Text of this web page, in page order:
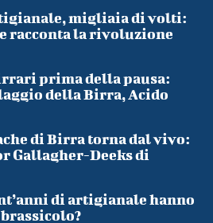
migliaia di volti:
racconta la rivoluzione
prima della pausa:
della Birra, Acido
di Birra torna dal vivo:
Gallagher-Deeks di
di artigianale hanno